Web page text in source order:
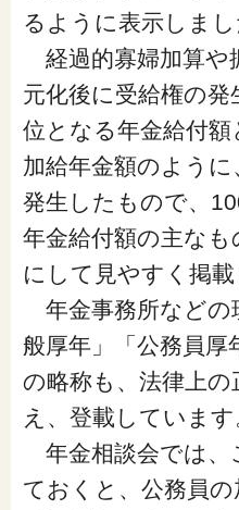
るように表示しまし
経過的寡婦加算や
元化後に受給権の
位となる年金給付額
加給年金額のよう
発生したもので、
年金給付額の主な
にして見やすく掲載
年金事務所など
般厚年」「公務員厚
の略称も、法律上
え、登載しています
年金相談会では、
ておくと、公務員